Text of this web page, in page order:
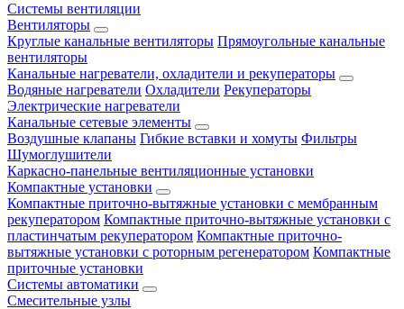
Системы вентиляции
Вентиляторы
Круглые канальные вентиляторы Прямоугольные канальные
вентиляторы
Канальные нагреватели, охладители и рекуператоры
Водяные нагреватели Охладители Рекуператоры
Электрические нагреватели
Канальные сетевые элементы
Воздушные клапаны Гибкие вставки и хомуты Фильтры
Шумоглушители
Каркасно-панельные вентиляционные установки
Компактные установки
Компактные приточно-вытяжные установки с мембранным
рекуператором Компактные приточно-вытяжные установки с
пластинчатым рекуператором Компактные приточно-
вытяжные установки с роторным регенератором Компактные
приточные установки
Системы автоматики
Смесительные узлы